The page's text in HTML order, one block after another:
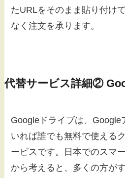
たURLをそのまま貼り付け
なく注文を承ります。
代替サービス詳細②
Googleドライブは、Google
いれば誰でも無料で使える
ービスです。日本でのスマ
から考えると、多くの方が